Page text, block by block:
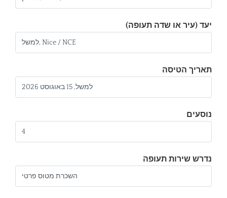
יעד (עיר או שדה תעופה)
תאריך הטיסה
נוסעים
נדרש שירות תעופה